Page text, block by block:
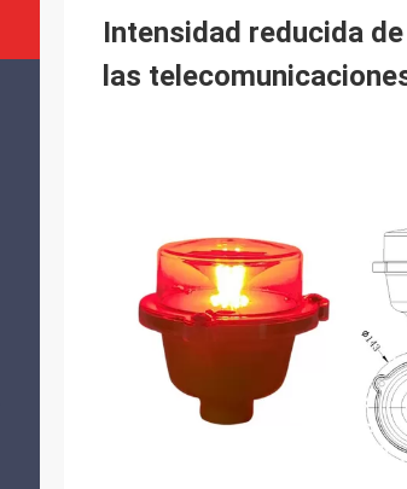
Intensidad reducida
las